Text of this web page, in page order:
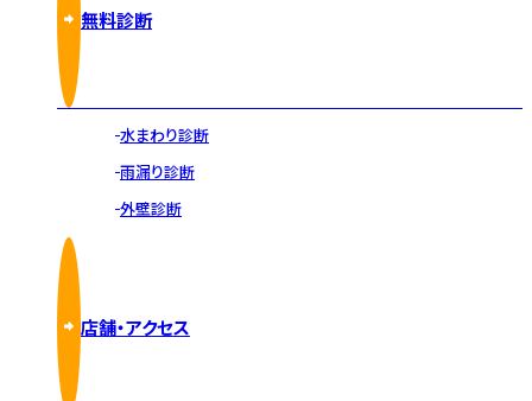
無料診断
水まわり診断
雨漏り診断
外壁診断
店舗・アクセス